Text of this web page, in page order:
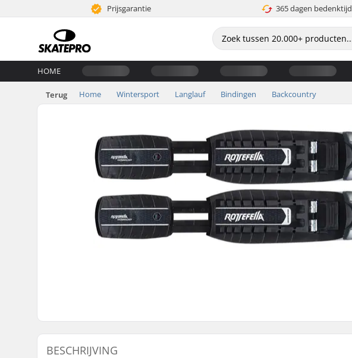
Prijsgarantie 365 dagen bedenktijd
HOME
Terug Home Wintersport Langlauf Bindingen Backcountry
BESCHRIJVING